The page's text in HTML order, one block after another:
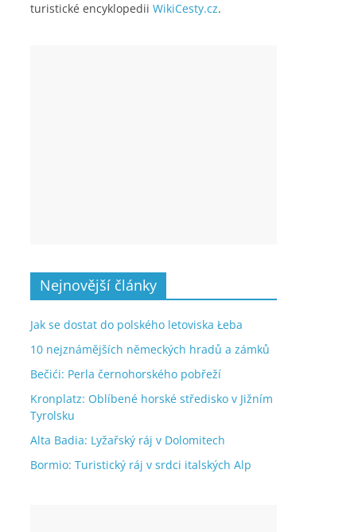
turistické encyklopedii WikiCesty.cz.
Nejnovější články
Jak se dostat do polského letoviska Łeba
10 nejznámějších německých hradů a zámků
Bečići: Perla černohorského pobřeží
Kronplatz: Oblíbené horské středisko v Jižním
Tyrolsku
Alta Badia: Lyžařský ráj v Dolomitech
Bormio: Turistický ráj v srdci italských Alp